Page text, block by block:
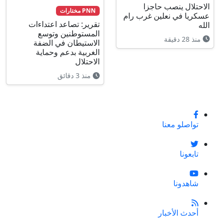
الاحتلال ينصب حاجزا
عسكريا في نعلين غرب رام
الله
منذ 28 دقيقة
PNN مختارات
تقرير: تصاعد اعتداءات
المستوطنين وتوسع
الاستيطان في الضفة
الغربية بدعم وحماية
الاحتلال
منذ 3 دقائق
تواصلو معنا
تابعونا
شاهدونا
أحدث الأخبار